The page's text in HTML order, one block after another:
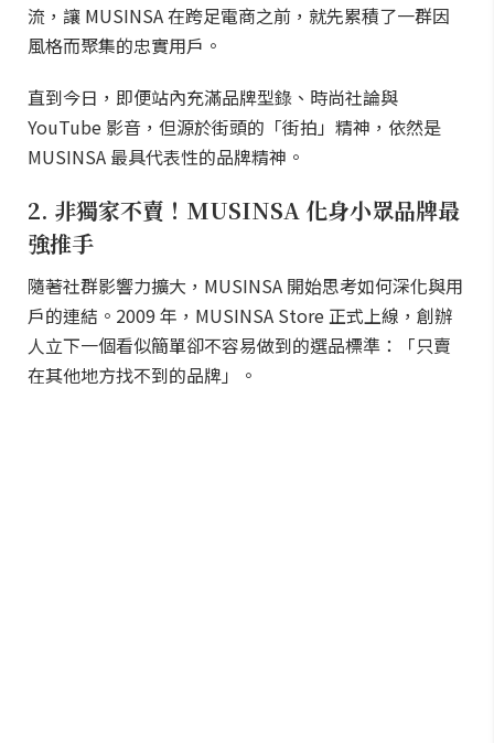
流，讓 MUSINSA 在跨足電商之前，就先累積了一群因
風格而聚集的忠實用戶。
直到今日，即便站內充滿品牌型錄、時尚社論與
YouTube 影音，但源於街頭的「街拍」精神，依然是
MUSINSA 最具代表性的品牌精神。
2. 非獨家不賣！MUSINSA 化身小眾品牌最
強推手
隨著社群影響力擴大，MUSINSA 開始思考如何深化與用
戶的連結。2009 年，MUSINSA Store 正式上線，創辦
人立下一個看似簡單卻不容易做到的選品標準：「只賣
在其他地方找不到的品牌」。